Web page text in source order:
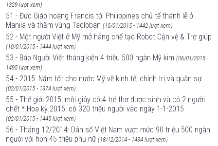
1329 lượt xem)
51 - Đức Giáo hoàng Francis tới Philippines chủ tế thánh lễ ở
Manila và thăm vùng Tacloban (15/01/2015 - 1442 lượt xem)
52 - Một người Việt ở Mỹ mở hãng chế tạo Robot Cận vệ & Trợ giúp
(10/01/2015 - 1444 lượt xem)
53 - Báo Người Việt tháng kiện 4 triệu 500 ngàn Mỹ kim (06/01/2015 -
1495 lượt xem)
54 - 2015: Năm tốt cho nước Mỹ về kinh tế, chính trị và quân sự
(02/01/2015 - 1374 lượt xem)
55 - Thế giới 2015: mỗi giây có 4 trẻ thơ được sinh và có 2 người
chết * Hoa kỳ 2015: có 320 triệu người vào ngày 1-1-2015
(02/01/2015 - 1445 lượt xem)
56 - Tháng 12/2014: Dân số Việt Nam vượt mức 90 triệu 500 ngàn
người với hơn 45 triệu phụ nữ (18/12/2014 - 1434 lượt xem)